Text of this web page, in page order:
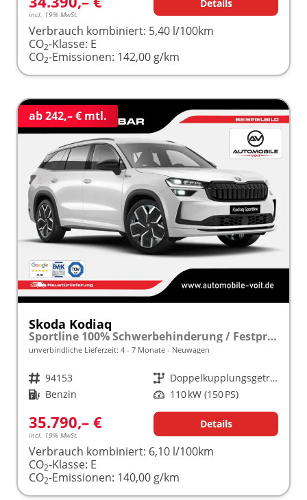
incl. 19% MwSt.
Details
Verbrauch kombiniert: 5,40 l/100km
CO2-Klasse: E
CO2-Emissionen: 142,00 g/km
ab 242,– € mtl.
Skoda Kodiaq
Sportline 100% Schwerbehinderung / Festpreisgarantie* Modelljahr 1.5 TSI Mild-Hybrid 150PS DSG "Sonderangebot bei Schwerbehinderung" frei konfigurierbar!
unverbindliche Lieferzeit: 4 - 7 Monate Neuwagen
Fahrzeugnr. 94153 Getriebe
Doppelkupplungsgetriebe (DSG)
Kraftstoff Benzin Leistung 110 kW (150 PS)
35.790,– €
incl. 19% MwSt.
Details
Verbrauch kombiniert: 6,10 l/100km
CO2-Klasse: E
CO2-Emissionen: 140,00 g/km